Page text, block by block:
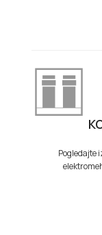
Pogledajte